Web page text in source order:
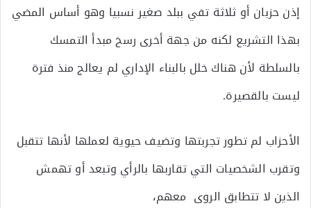
إذن حزبان أو ثلاثة تفي ببلد صغير نسبيا وهو أساس المضي
بهذا التشريع لكنه من جهة أخرى رسخ مبدأ التمسك
بالسلطة لأن هناك خلل بالبناء الإداري لم يعالج منذ فترة
ليست بالقصيرة.
الأحزاب لم تطور تجربتها وتضيف حيوية لعملها لأنها تتقبل
وتقرب الشخصيات التي تقاربها بالرأي وتبعد أو تهمش
الذين لا تتطابق الروى معهم،